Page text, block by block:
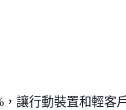
，讓行動裝置和輕客